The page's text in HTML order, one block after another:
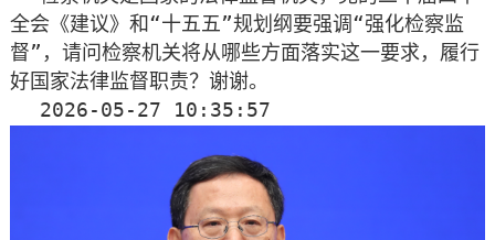
全会《建议》和“十五五”规划纲要强调“强化检察监
督”，请问检察机关将从哪些方面落实这一要求，履行
好国家法律监督职责？谢谢。
2026-05-27 10:35:57